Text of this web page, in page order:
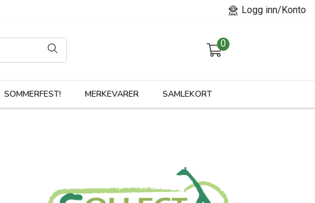
Logg inn/Konto
0
SOMMERFEST! MERKEVARER SAMLEKORT